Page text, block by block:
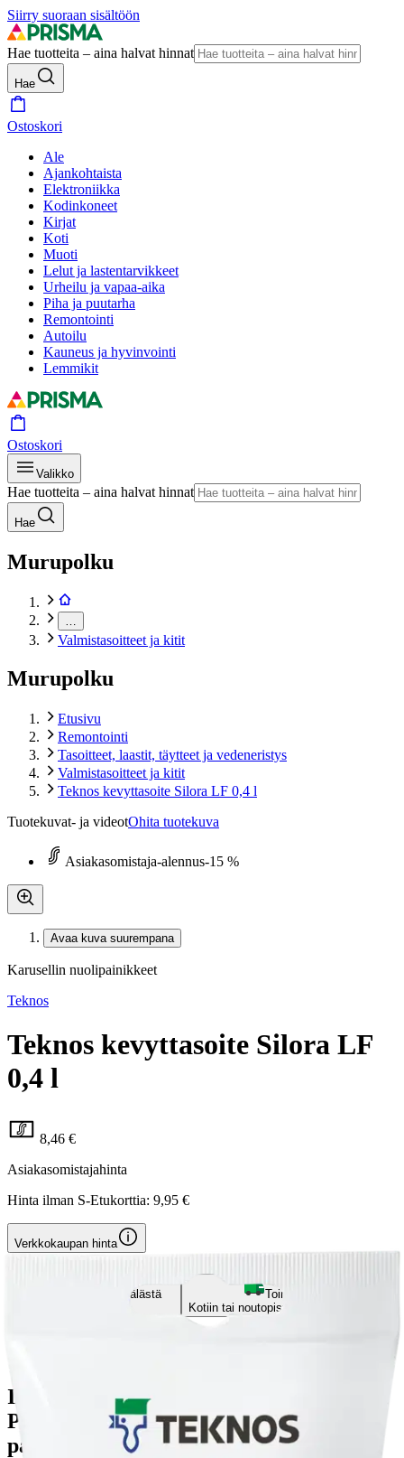
Siirry suoraan sisältöön
Hae tuotteita – aina halvat hinnat
Hae
Ostoskori
Ale
Ajankohtaista
Elektroniikka
Kodinkoneet
Kirjat
Koti
Muoti
Lelut ja lastentarvikkeet
Urheilu ja vapaa-aika
Piha ja puutarha
Remontointi
Autoilu
Kauneus ja hyvinvointi
Lemmikit
Ostoskori
Valikko
Hae tuotteita – aina halvat hinnat
Hae
Murupolku
Valmistasoitteet ja kitit
Murupolku
Etusivu
Remontointi
Tasoitteet, laastit, täytteet ja vedeneristys
Valmistasoitteet ja kitit
Teknos kevyttasoite Silora LF 0,4 l
Tuotekuvat- ja videotOhita tuotekuva
Asiakasomistaja-alennus-15 %
Avaa kuva suurempana
Karusellin nuolipainikkeet
Teknos
Teknos kevyttasoite Silora LF
0,4 l
8,46 €
Asiakasomistajahinta
Hinta ilman S-Etukorttia: 9,95 €
Verkkokaupan hinta
Nouto myymälästä
Toimitus
Kotiin tai noutopisteeseen
Ilmainen toimitus yli 100 €:n tilauksille
Postin pakettiautomaattiin tai
palvelupisteeseen!